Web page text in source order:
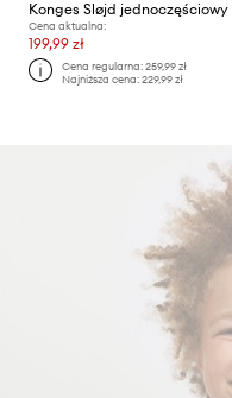
Cena aktualna:
199,99 zł
Cena regularna:259,99 zł
Najniższa cena:229,99 zł